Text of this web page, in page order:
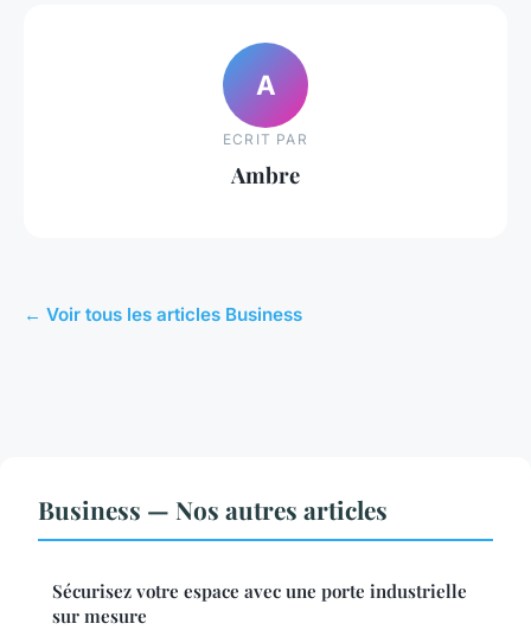
A
ECRIT PAR
Ambre
← Voir tous les articles Business
Business — Nos autres articles
Sécurisez votre espace avec une porte industrielle
sur mesure